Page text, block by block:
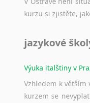
kurzu si zjistěte,
jazykové
Výuka italštiny v
Vzhledem k
kurzem se